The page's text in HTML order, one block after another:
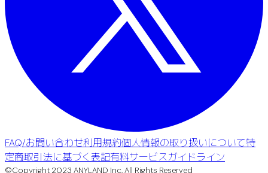
FAQ/お問い合わせ利用規約個人情報の取り扱いについて特
定商取引法に基づく表記有料サービスガイドライン
©Copyright 2023 ANYLAND Inc. All Rights Reserved